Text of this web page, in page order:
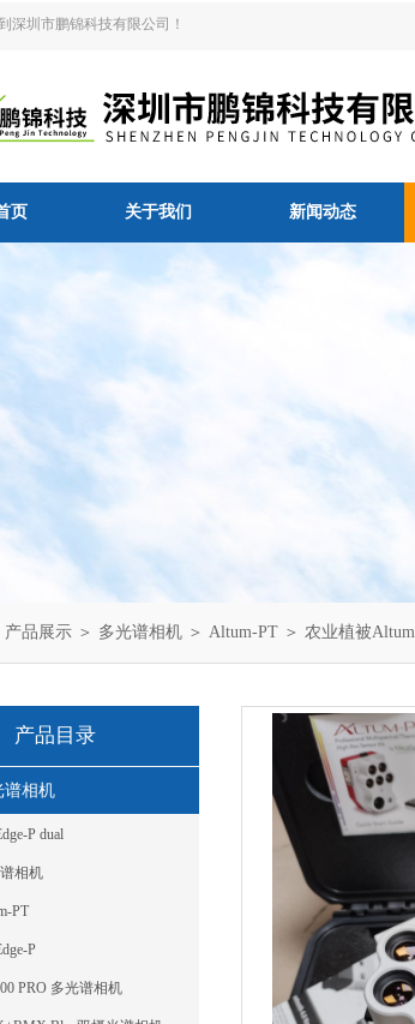
深圳市鹏锦科技有限公司！
页 关于我们 新闻动态
产品展示 ＞ 多光谱相机 ＞ Altum-PT ＞ 农业植被
产品目录
谱相机
P dual
相机
PT
P
PRO 多光谱相机